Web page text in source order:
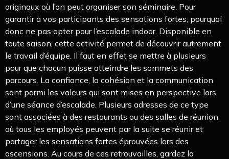
originaux où l’on peut organiser son séminaire. Pour
garantir à vos participants des sensations fortes, pourquoi
donc ne pas opter pour l’escalade indoor. Disponible en
toute saison, cette activité permet de découvrir autrement
le travail d’équipe. Il faut en effet se mettre à plusieurs
pour que chacun puisse atteindre les sommets des
parcours. La confiance, la cohésion et la communication
sont parmi les valeurs qui sont mises en perspective lors
d’une séance d’escalade. Plusieurs adresses de ce type
sont associées à des restaurants ou des salles de réunion
où tous les employés peuvent par la suite se réunir et
partager les sensations fortes éprouvées lors des
ascensions. Au cours de ces retrouvailles, gardez la